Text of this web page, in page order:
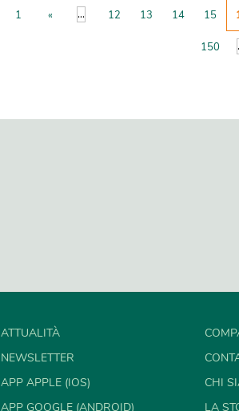
1 « ... 12 13 14 15
150
ATTUALITÀ
NEWSLETTER
APP APPLE (IOS)
APP GOOGLE (ANDROID)
CHI
LA